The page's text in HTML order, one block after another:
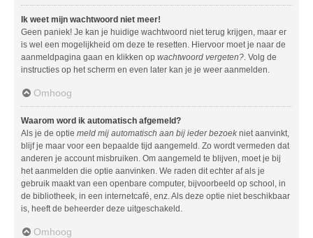
Ik weet mijn wachtwoord niet meer!
Geen paniek! Je kan je huidige wachtwoord niet terug krijgen, maar er
is wel een mogelijkheid om deze te resetten. Hiervoor moet je naar de
aanmeldpagina gaan en klikken op wachtwoord vergeten?. Volg de
instructies op het scherm en even later kan je je weer aanmelden.
Omhoog
Waarom word ik automatisch afgemeld?
Als je de optie meld mij automatisch aan bij ieder bezoek niet aanvinkt,
blijf je maar voor een bepaalde tijd aangemeld. Zo wordt vermeden dat
anderen je account misbruiken. Om aangemeld te blijven, moet je bij
het aanmelden die optie aanvinken. We raden dit echter af als je
gebruik maakt van een openbare computer, bijvoorbeeld op school, in
de bibliotheek, in een internetcafé, enz. Als deze optie niet beschikbaar
is, heeft de beheerder deze uitgeschakeld.
Omhoog